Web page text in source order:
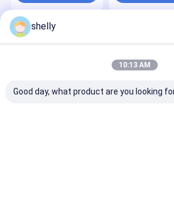
desechable
Sitio
Ahora
Mapa del Sitio
Privacy
Reserved.
shelly
10:13 AM
Good day, what product are you looking